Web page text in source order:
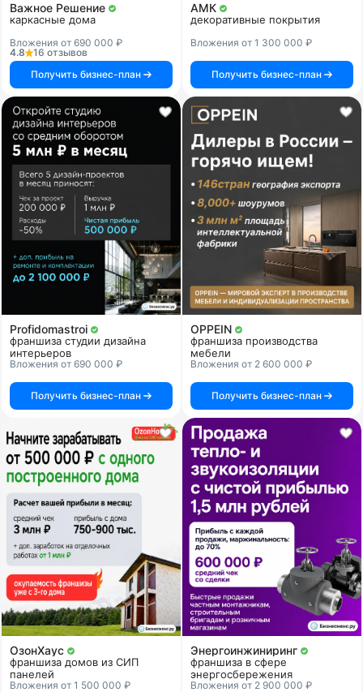
Важное Решение
каркасные дома
Вложения от 690 000 ₽
4.8
16 отзывов
Получить бизнес-план
АМК
декоративные покрытия
Вложения от 1 300 000 ₽
Получить бизнес-план
Profidomastroi
франшиза студии дизайна
интерьеров
Вложения от 690 000 ₽
Получить бизнес-план
OPPEIN
франшиза производства
мебели
Вложения от 2 600 000 ₽
Получить бизнес-план
ОзонХаус
франшиза домов из СИП
панелей
Вложения от 1 500 000 ₽
Энергоинжиниринг
франшиза в сфере
энергосбережения
Вложения от 2 900 000 ₽